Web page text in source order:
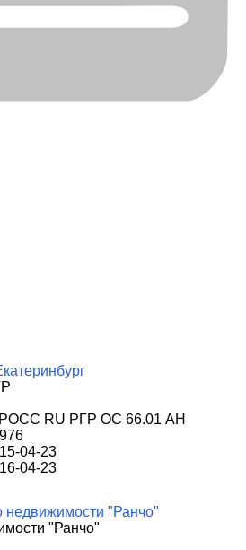
RU РГР ОС 66.01 АН
04-23
04-23
недвижимости "Ранчо"